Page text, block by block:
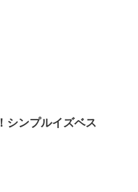
シンプルイズベス